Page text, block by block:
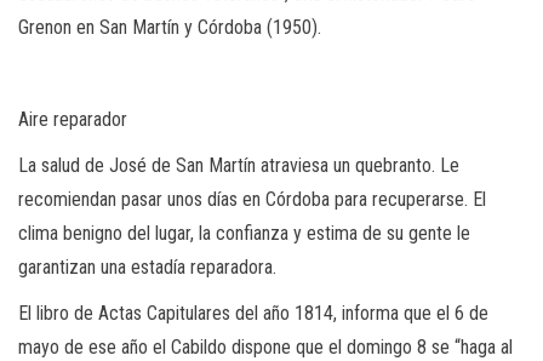
Grenon en San Martín y Córdoba (1950).
Aire reparador
La salud de José de San Martín atraviesa un quebranto. Le
recomiendan pasar unos días en Córdoba para recuperarse. El
clima benigno del lugar, la confianza y estima de su gente le
garantizan una estadía reparadora.
El libro de Actas Capitulares del año 1814, informa que el 6 de
mayo de ese año el Cabildo dispone que el domingo 8 se “haga al